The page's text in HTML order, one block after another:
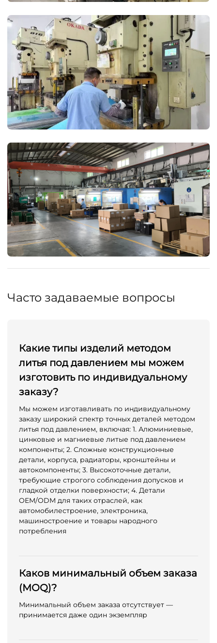
Часто задаваемые вопросы
Какие типы изделий методом
литья под давлением мы можем
изготовить по индивидуальному
заказу?
Мы можем изготавливать по индивидуальному
заказу широкий спектр точных деталей методом
литья под давлением, включая: 1. Алюминиевые,
цинковые и магниевые литые под давлением
компоненты; 2. Сложные конструкционные
детали, корпуса, радиаторы, кронштейны и
автокомпоненты; 3. Высокоточные детали,
требующие строгого соблюдения допусков и
гладкой отделки поверхности; 4. Детали
OEM/ODM для таких отраслей, как
автомобилестроение, электроника,
машиностроение и товары народного
потребления
Каков минимальный объем заказа
(MOQ)?
Минимальный объем заказа отсутствует —
принимается даже один экземпляр